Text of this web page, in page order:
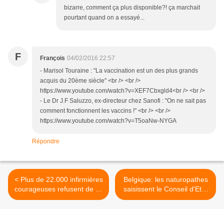
bizarre, comment ça plus disponible?! ça marchait
pourtant quand on a essayé...
F François 04/02/2016 22:57
- Marisol Touraine : "La vaccination est un des plus grands
acquis du 20ème siècle" <br /> <br />
https://www.youtube.com/watch?v=XEF7Cbxgld4<br /> <br />
- Le Dr J.F Saluzzo, ex-directeur chez Sanofi : "On ne sait pas
comment fonctionnent les vaccins !" <br /> <br />
https://www.youtube.com/watch?v=T5oaNw-NYGA
Répondre
< Plus de 22.000 infirmières
courageuses refusent de se
soumettre aux vaccinations
Belgique: les naturopathes
saisissent le Conseil d'Etat
pour obtenir leur